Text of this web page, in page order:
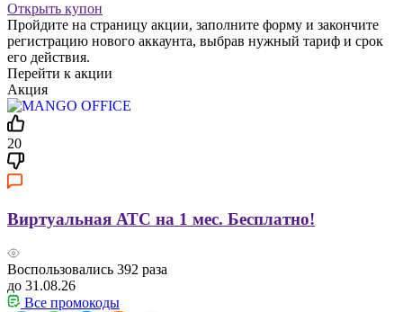
Открыть купон
Пройдите на страницу акции, заполните форму и закончите
регистрацию нового аккаунта, выбрав нужный тариф и срок
его действия.
Перейти к акции
Акция
20
Виртуальная АТС на 1 мес. Бесплатно!
Воспользовались 392 раза
до 31.08.26
Все промокоды